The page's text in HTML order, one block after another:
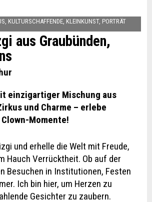
KULTURSCHAFFENDE, KLEINKUNST, PORTRÄT
aus Graubünden,
einzigartiger Mischung aus
und Charme – erlebe
Momente!
und erhelle die Welt mit Freude,
Hauch Verrücktheit. Ob auf der
Besuchen in Institutionen, Festen
Ich bin hier, um Herzen zu
Gesichter zu zaubern.